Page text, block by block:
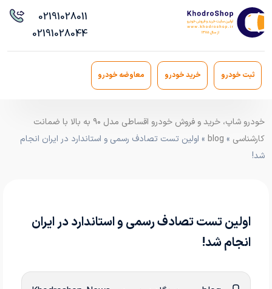
02191028011
02191028044
ثبت خودرو خرید خودرو معاوضه خودرو
خودرو شاپ، خرید و فروش خودرو اقساطی مدل ۹۰ به بالا با ضمانت
کارشناسی »
blog » اولین تست تصادف رسمی و استاندارد در ایران انجام
شد!
اولین تست تصادف رسمی و استاندارد در ایران
انجام شد!